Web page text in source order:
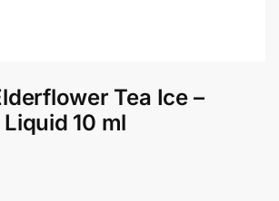
Tea Ice –
10 ml